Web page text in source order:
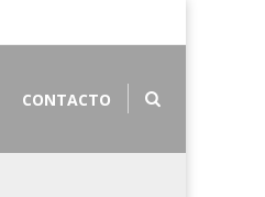
CONTACTO